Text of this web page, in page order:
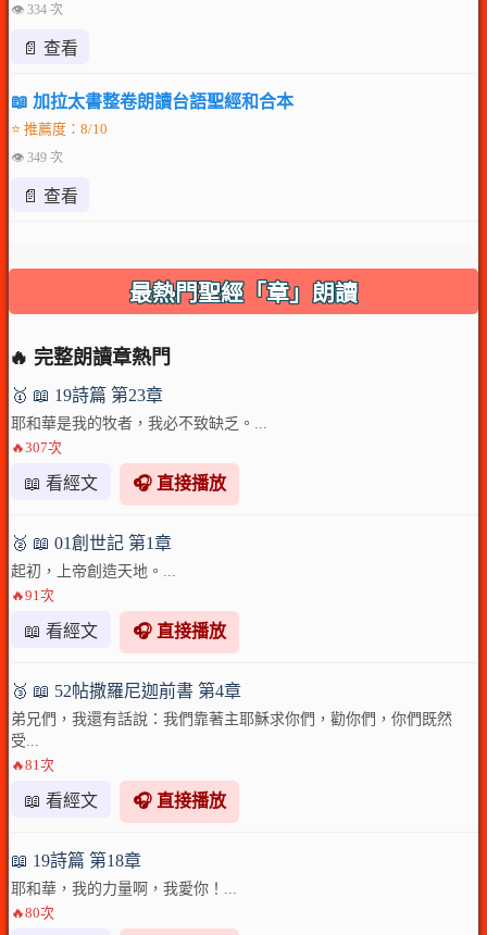
👁 334 次
📄 查看
📖 加拉太書整卷朗讀台語聖經和合本
⭐ 推薦度：8/10
👁 349 次
📄 查看
最熱門聖經「章」朗讀
🔥 完整朗讀章熱門
🥇 📖 19詩篇 第23章
耶和華是我的牧者，我必不致缺乏。...
🔥307次
📖 看經文 🎧 直接播放
🥈 📖 01創世記 第1章
起初，上帝創造天地。...
🔥91次
📖 看經文 🎧 直接播放
🥉 📖 52帖撒羅尼迦前書 第4章
弟兄們，我還有話說：我們靠著主耶穌求你們，勸你們，你們既然
受...
🔥81次
📖 看經文 🎧 直接播放
📖 19詩篇 第18章
耶和華，我的力量啊，我愛你！...
🔥80次